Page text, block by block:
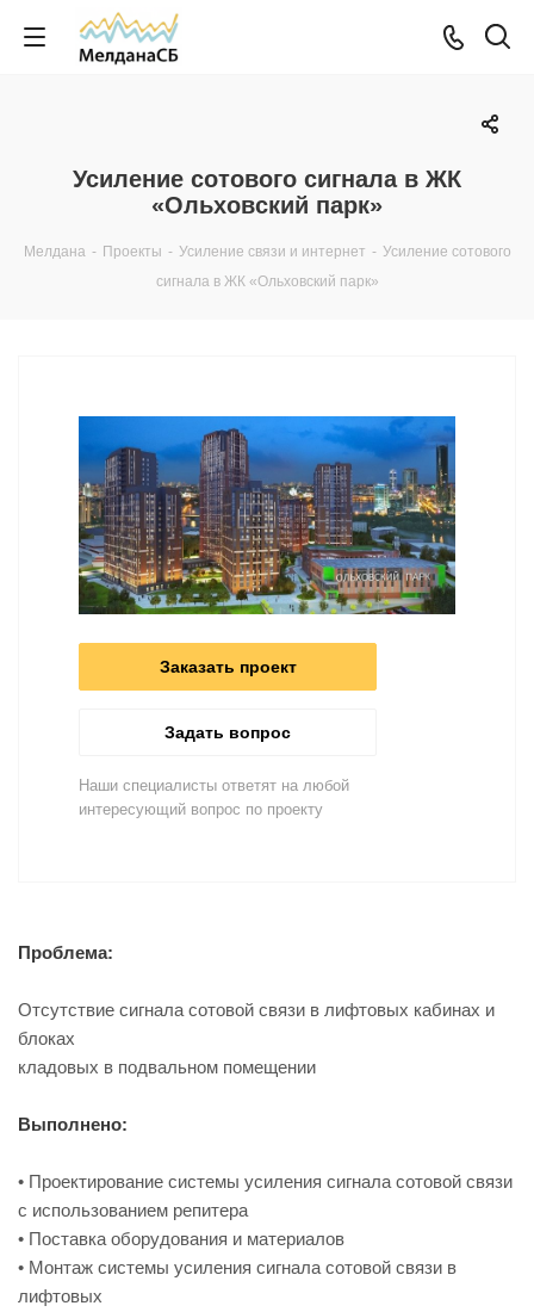
Усиление сотового сигнала в ЖК
«Ольховский парк»
Мелдана - Проекты - Усиление связи и интернет - Усиление сотового
сигнала в ЖК «Ольховский парк»
Заказать проект
Задать вопрос
Наши специалисты ответят на любой
интересующий вопрос по проекту
Проблема:
Отсутствие сигнала сотовой связи в лифтовых кабинах и
блоках
кладовых в подвальном помещении
Выполнено:
• Проектирование системы усиления сигнала сотовой связи
с использованием репитера
• Поставка оборудования и материалов
• Монтаж системы усиления сигнала сотовой связи в
лифтовых